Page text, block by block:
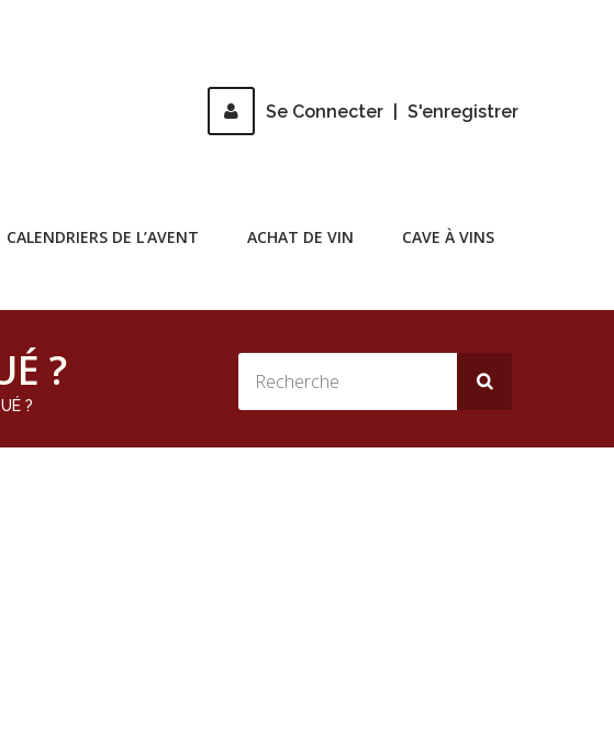
Se Connecter S'enregistrer
CALENDRIERS DE L’AVENT ACHAT DE VIN CAVE À VINS
?
?